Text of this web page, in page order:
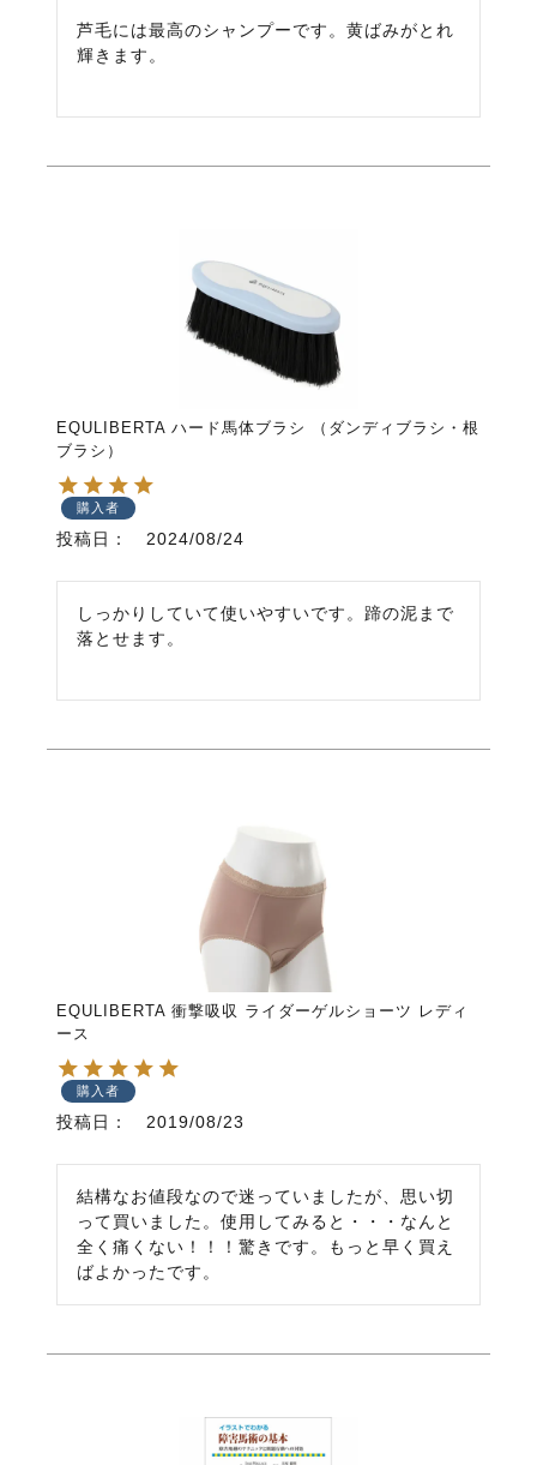
芦毛には最高のシャンプーです。黄ばみがとれ
輝きます。
EQULIBERTA ハード馬体ブラシ （ダンディブラシ・根
ブラシ）
購入者
投稿日 2024/08/24
しっかりしていて使いやすいです。蹄の泥まで
落とせます。
EQULIBERTA 衝撃吸収 ライダーゲルショーツ レディ
ース
購入者
投稿日 2019/08/23
結構なお値段なので迷っていましたが、思い切
って買いました。使用してみると・・・なんと
全く痛くない！！！驚きです。もっと早く買え
ばよかったです。